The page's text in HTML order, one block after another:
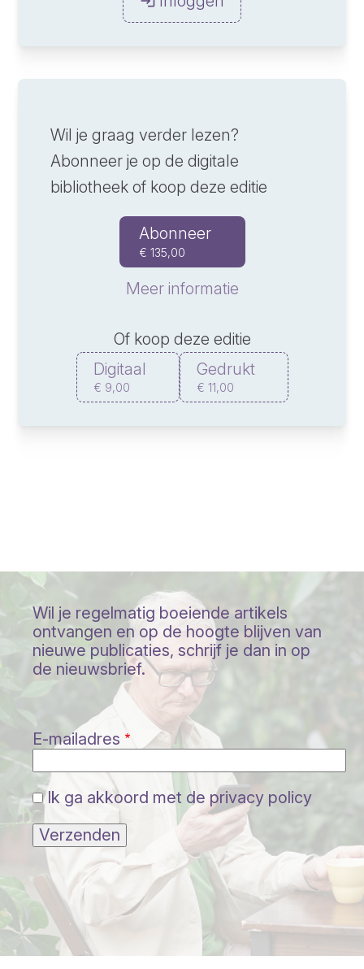
Wil je graag verder lezen?
Abonneer je op de digitale
bibliotheek of koop deze editie
Abonneer
€ 135,00
Meer informatie
Of koop deze editie
€ 9,00
Digitaal
€ 11,00
Gedrukt
Wil je regelmatig boeiende artikels
ontvangen en op de hoogte blijven van
nieuwe publicaties, schrijf je dan in op
de nieuwsbrief.
E-mailadres
Ik ga akkoord met de privacy policy
Verzenden